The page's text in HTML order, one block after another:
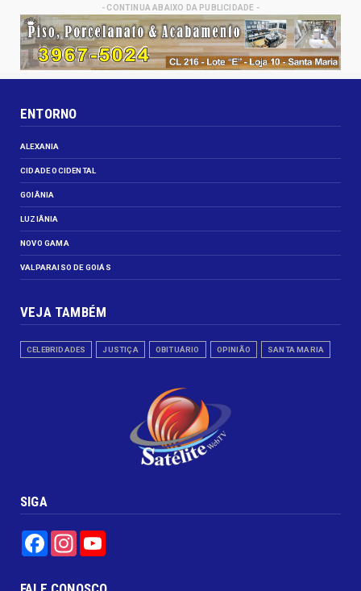
- CONTINUA ABAIXO DA PUBLICIDADE -
ENTORNO
ALEXANIA
CIDADE OCIDENTAL
GOIÂNIA
LUZIÂNIA
NOVO GAMA
VALPARAISO DE GOIÁS
VEJA TAMBÉM
CELEBRIDADES JUSTIÇA OBITUÁRIO OPINIÃO SANTA MARIA
SIGA
FacebookInstagram